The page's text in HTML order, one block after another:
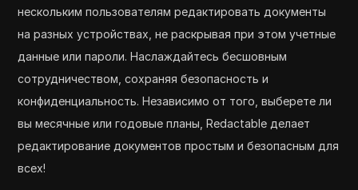
нескольким пользователям редактировать документы
на разных устройствах, не раскрывая при этом учетные
данные или пароли. Наслаждайтесь бесшовным
сотрудничеством, сохраняя безопасность и
конфиденциальность. Независимо от того, выберете ли
вы месячные или годовые планы, Redactable делает
редактирование документов простым и безопасным для
всех!